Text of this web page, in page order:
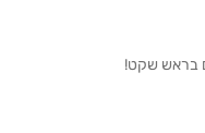
בראש שקט!